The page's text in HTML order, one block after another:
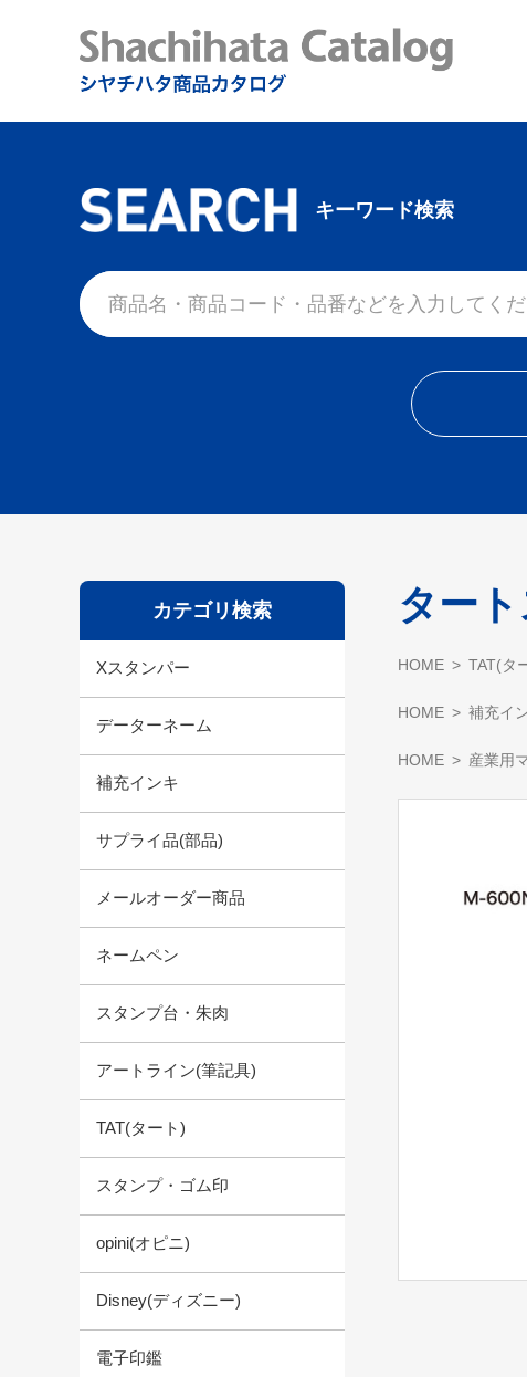
キーワード検索
カテゴリ検索
Xスタンパー
データーネーム
補充インキ
サプライ品(部品)
メールオーダー商品
ネームペン
スタンプ台・朱肉
アートライン(筆記具)
TAT(タート)
スタンプ・ゴム印
opini(オピニ)
Disney(ディズニー)
電子印鑑
ター
HOME TAT(タ
HOME 補充イ
HOME 産業用